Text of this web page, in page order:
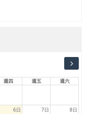
週四 週五 週六
6日 7日 8日